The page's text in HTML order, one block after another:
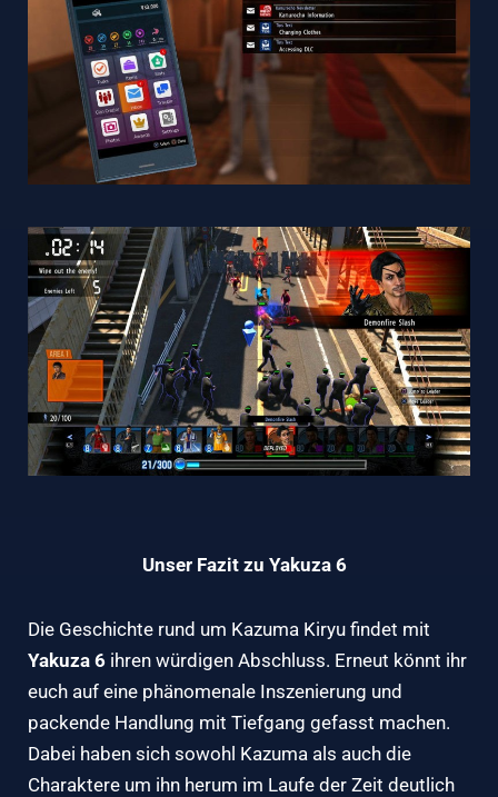
Unser Fazit zu Yakuza 6
Die Geschichte rund um Kazuma Kiryu findet mit
Yakuza 6 ihren würdigen Abschluss. Erneut könnt ihr
euch auf eine phänomenale Inszenierung und
packende Handlung mit Tiefgang gefasst machen.
Dabei haben sich sowohl Kazuma als auch die
Charaktere um ihn herum im Laufe der Zeit deutlich